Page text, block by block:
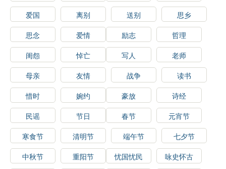
爱国
离别 送别
思乡
思念
爱情 励志
哲理
闺怨
悼亡 写人
老师
母亲
友情 战争
读书
惜时
婉约 豪放
诗经
民谣
节日 春节
元宵节
寒食节
清明节 端午节
七夕节
中秋节
重阳节 忧国忧民
咏史怀古